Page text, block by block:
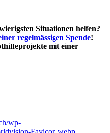
Situationen helfen?
regelmässigen Spende!
mit einer